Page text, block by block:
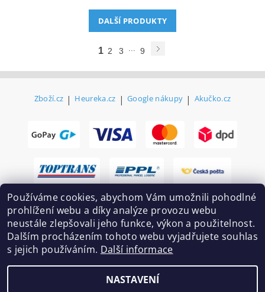
DALŠÍ PRODUKTY
1 2 3 ... 9
Zboží.cz | Heureka.cz | Google nákupy | Akučko.cz
Vytvořil Shoptet
Používáme cookies, abychom Vám umožnili pohodlné
prohlížení webu a díky analýze provozu webu
neustále zlepšovali jeho funkce, výkon a použitelnost.
Dalším procházením tohoto webu vyjadřujete souhlas
s jejich používáním. Další informace
NASTAVENÍ